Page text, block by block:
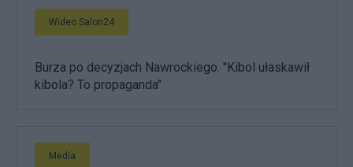
Wideo Salon24
Burza po decyzjach Nawrockiego. "Kibol ułaskawił
kibola? To propaganda"
Media